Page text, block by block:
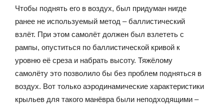
Чтобы поднять его в воздух, был придуман нигде
ранее не используемый метод – баллистический
взлёт. При этом самолёт должен был взлететь с
рампы, опуститься по баллистической кривой к
уровню её среза и набрать высоту. Тяжёлому
самолёту это позволило бы без проблем подняться в
воздух. Вот только аэродинамические характеристики
крыльев для такого манёвра были неподходящими –